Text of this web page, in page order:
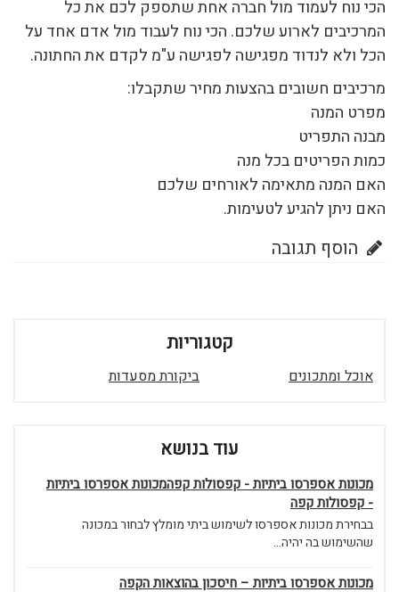
הכי נוח לעמוד מול חברה אחת שתספק לכם את כל
המרכיבים לארוע שלכם. הכי נוח לעבוד מול אדם אחד על
הכל ולא לנדוד מפגישה לפגישה ע"מ לקדם את החתונה.
מרכיבים חשובים בהצעות מחיר שתקבלו:
מפרט המנה
מבנה התפריט
כמות הפריטים בכל מנה
האם המנה מתאימה לאורחים שלכם
האם ניתן להגיע לטעימות.
הוסף תגובה
קטגוריות
אוכל ומתכונים ביקורת מסעדות
עוד בנושא
מכונות אספרסו ביתיות - קפסולות קפהמכונות אספרסו ביתיות
- קפסולות קפה
בבחירת מכונות אספרסו לשימוש ביתי מומלץ לבחור במכונה
שהשימוש בה יהיה...
מכונות אספרסו ביתיות – חיסכון בהוצאות הקפה